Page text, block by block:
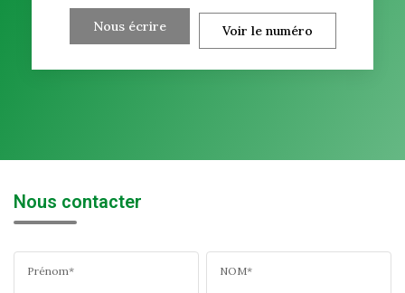
Nous écrire Voir le numéro
Nous contacter
Prénom* NOM*